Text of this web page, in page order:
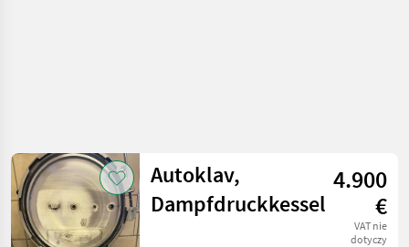
Autoklav,
Dampfdruckkessel
4.900
€
VAT nie
dotyczy